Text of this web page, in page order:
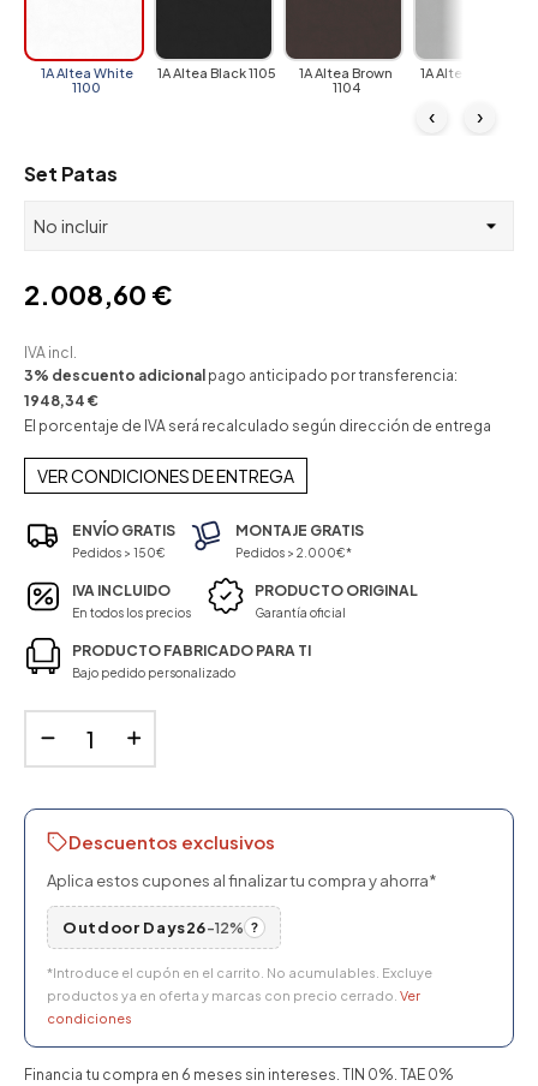
1A Altea White
1100
1A Altea Black 1105
1A Altea Brown
1104
1A Altea Gray 1101
‹ ›
Set Patas
2.008,60 €
IVA incl.
3% descuento adicional pago anticipado por transferencia:
1948,34 €
El porcentaje de IVA será recalculado según dirección de entrega
VER CONDICIONES DE ENTREGA
ENVÍO GRATIS
Pedidos > 150€
MONTAJE GRATIS
Pedidos > 2.000€*
IVA INCLUIDO
En todos los precios
PRODUCTO ORIGINAL
Garantía oficial
PRODUCTO FABRICADO PARA TI
Bajo pedido personalizado
Descuentos exclusivos
Aplica estos cupones al finalizar tu compra y ahorra*
Outdoor Days26-12% ?
*Introduce el cupón en el carrito. No acumulables. Excluye
productos ya en oferta y marcas con precio cerrado. Ver
condiciones
Financia tu compra en 6 meses sin intereses. TIN 0%. TAE 0%